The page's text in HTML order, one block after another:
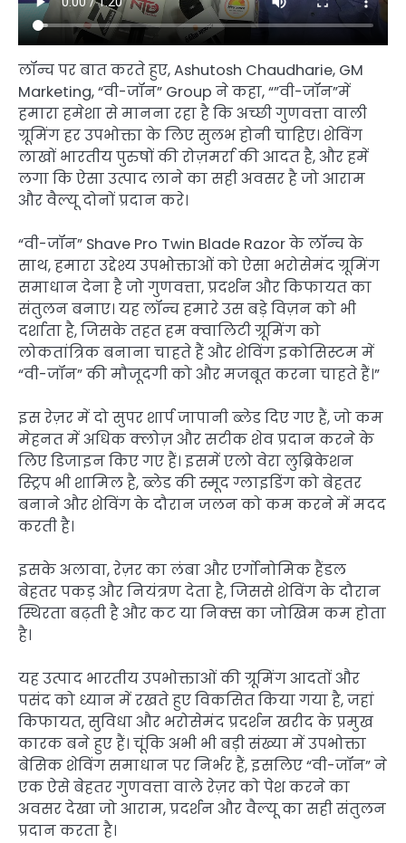
लॉन्च पर बात करते हुए, Ashutosh Chaudharie, GM
Marketing, “वी-जॉन” Group ने कहा, “”वी-जॉन”में
हमारा हमेशा से मानना रहा है कि अच्छी गुणवत्ता वाली
ग्रूमिंग हर उपभोक्ता के लिए सुलभ होनी चाहिए। शेविंग
लाखों भारतीय पुरुषों की रोज़मर्रा की आदत है, और हमें
लगा कि ऐसा उत्पाद लाने का सही अवसर है जो आराम
और वैल्यू दोनों प्रदान करे।
“वी-जॉन” Shave Pro Twin Blade Razor के लॉन्च के
साथ, हमारा उद्देश्य उपभोक्ताओं को ऐसा भरोसेमंद ग्रूमिंग
समाधान देना है जो गुणवत्ता, प्रदर्शन और किफायत का
संतुलन बनाए। यह लॉन्च हमारे उस बड़े विज़न को भी
दर्शाता है, जिसके तहत हम क्वालिटी ग्रूमिंग को
लोकतांत्रिक बनाना चाहते हैं और शेविंग इकोसिस्टम में
“वी-जॉन” की मौजूदगी को और मजबूत करना चाहते हैं।”
इस रेज़र में दो सुपर शार्प जापानी ब्लेड दिए गए हैं, जो कम
मेहनत में अधिक क्लोज़ और सटीक शेव प्रदान करने के
लिए डिजाइन किए गए हैं। इसमें एलो वेरा लुब्रिकेशन
स्ट्रिप भी शामिल है, ब्लेड की स्मूद ग्लाइडिंग को बेहतर
बनाने और शेविंग के दौरान जलन को कम करने में मदद
करती है।
इसके अलावा, रेज़र का लंबा और एर्गोनोमिक हैंडल
बेहतर पकड़ और नियंत्रण देता है, जिससे शेविंग के दौरान
स्थिरता बढ़ती है और कट या निक्स का जोखिम कम होता
है।
यह उत्पाद भारतीय उपभोक्ताओं की ग्रूमिंग आदतों और
पसंद को ध्यान में रखते हुए विकसित किया गया है, जहां
किफायत, सुविधा और भरोसेमंद प्रदर्शन खरीद के प्रमुख
कारक बने हुए हैं। चूंकि अभी भी बड़ी संख्या में उपभोक्ता
बेसिक शेविंग समाधान पर निर्भर हैं, इसलिए “वी-जॉन” ने
एक ऐसे बेहतर गुणवत्ता वाले रेज़र को पेश करने का
अवसर देखा जो आराम, प्रदर्शन और वैल्यू का सही संतुलन
प्रदान करता है।